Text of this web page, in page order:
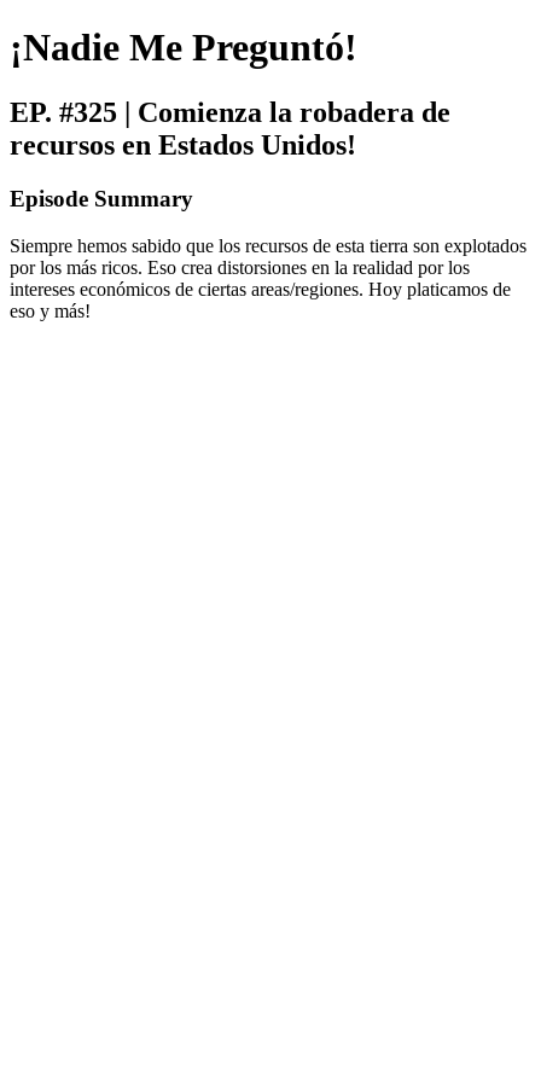
¡Nadie Me Preguntó!
EP. #325 | Comienza la robadera de
recursos en Estados Unidos!
Episode Summary
Siempre hemos sabido que los recursos de esta tierra son explotados
por los más ricos. Eso crea distorsiones en la realidad por los
intereses económicos de ciertas areas/regiones. Hoy platicamos de
eso y más!